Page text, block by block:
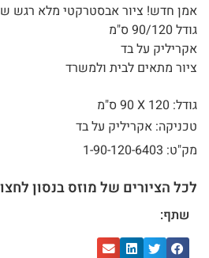
אמן חדש! ציור אבסטרקטי מלא רגש
גודל 90/120 ס"מ
אקריליק על בד
ציור מתאים לבית ולמשרד
גודל: 120 X
90 ס"מ
טכניקה: אקריליק על בד
מק"ט: 1-90-120-6403
לכל הציורים של מוזס בנסון
שתף: